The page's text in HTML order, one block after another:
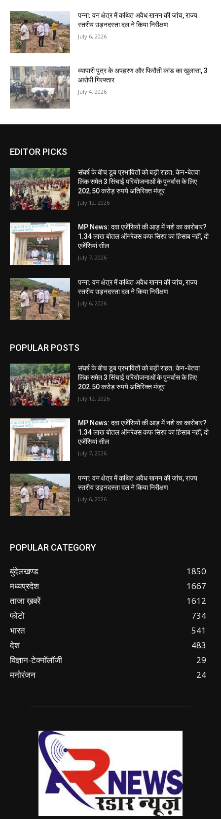
पन्ना: वन क्षेत्र में कथित अवैध खनन की जांच, राज्य
स्तरीय उड़नदस्ता दल ने किया निरीक्षण
July 6, 2026
व्यापारी पुत्र के अपहरण और फिरौती कांड का खुलासा, 3
आरोपी गिरफ्तार
July 4, 2026
EDITOR PICKS
संघर्ष के बीच डूब प्रभावितों को बड़ी राहत: केन-बेतवा
लिंक समेत 3 सिंचाई परियोजनाओं के पुनर्वास के लिए
202.50 करोड़ रुपये अतिरिक्त मंजूर
July 12, 2026
MP News: दवा एजेंसियों की आड़ में नशे का कारोबार?
1.34 लाख बोतल ऑनरेक्स कफ सिरप का हिसाब नहीं, दो
एजेंसियां सील
July 7, 2026
पन्ना: वन क्षेत्र में कथित अवैध खनन की जांच, राज्य
स्तरीय उड़नदस्ता दल ने किया निरीक्षण
July 6, 2026
POPULAR POSTS
संघर्ष के बीच डूब प्रभावितों को बड़ी राहत: केन-बेतवा
लिंक समेत 3 सिंचाई परियोजनाओं के पुनर्वास के लिए
202.50 करोड़ रुपये अतिरिक्त मंजूर
July 12, 2026
MP News: दवा एजेंसियों की आड़ में नशे का कारोबार?
1.34 लाख बोतल ऑनरेक्स कफ सिरप का हिसाब नहीं, दो
एजेंसियां सील
July 7, 2026
पन्ना: वन क्षेत्र में कथित अवैध खनन की जांच, राज्य
स्तरीय उड़नदस्ता दल ने किया निरीक्षण
July 6, 2026
POPULAR CATEGORY
बुंदेलखण्ड
1850
मध्यप्रदेश
1667
ताजा ख़बरें
1612
फोटो
734
भारत
541
देश
483
विज्ञान-टेक्नॉलॉजी
29
मनोरंजन
24